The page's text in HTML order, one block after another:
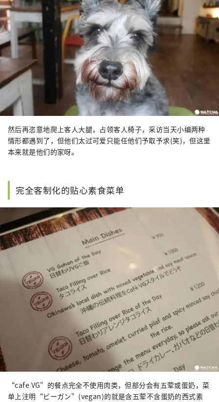
然后再恣意地爬上客人大腿，占领客人椅子，采访当天小编两种
情形都遇到了，但他们太过可爱只能任他们予取予求(笑)，但这里
本来就是他们的家呀。
完全客制化的贴心素食菜单
“cafe VG”的餐点完全不使用肉类，但部分会有五荤或蛋奶，菜
单上注明“ビーガン”(vegan)的就是含五荤不含蛋奶的西式素